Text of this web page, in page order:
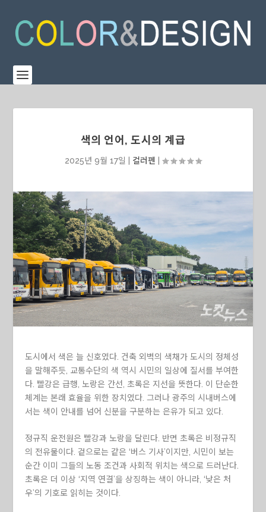
색의 언어, 도시의 계급
2025년 9월 17일 컬러펜
도시에서 색은 늘 신호였다. 건축 외벽의 색채가 도시의 정체성
을 말해주듯, 교통수단의 색 역시 시민의 일상에 질서를 부여한
다. 빨강은 급행, 노랑은 간선, 초록은 지선을 뜻한다. 이 단순한
체계는 본래 효율을 위한 장치였다. 그러나 광주의 시내버스에
서는 색이 안내를 넘어 신분을 구분하는 은유가 되고 있다.
정규직 운전원은 빨강과 노랑을 달린다. 반면 초록은 비정규직
의 전유물이다. 겉으로는 같은 ‘버스 기사’이지만, 시민이 보는
순간 이미 그들의 노동 조건과 사회적 위치는 색으로 드러난다.
초록은 더 이상 ‘지역 연결’을 상징하는 색이 아니라, ‘낮은 처
우’의 기호로 읽히는 것이다.